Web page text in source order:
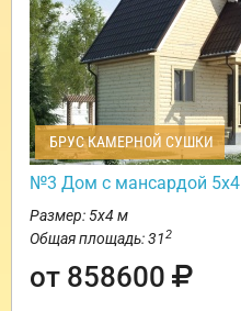
БРУС КАМЕРНОЙ СУШКИ
№3 Дом с мансардой 5х4
Размер: 5х4 м
Общая площадь: 312
от 858600